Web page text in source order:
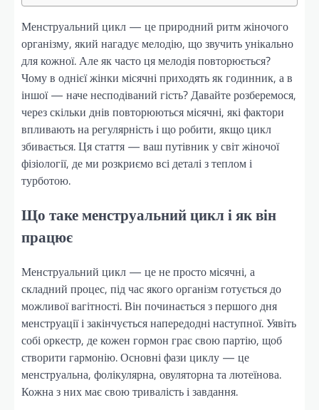
Менструальний цикл — це природний ритм жіночого
організму, який нагадує мелодію, що звучить унікально
для кожної. Але як часто ця мелодія повторюється?
Чому в однієї жінки місячні приходять як годинник, а в
іншої — наче несподіваний гість? Давайте розберемося,
через скільки днів повторюються місячні, які фактори
впливають на регулярність і що робити, якщо цикл
збивається. Ця стаття — ваш путівник у світ жіночої
фізіології, де ми розкриємо всі деталі з теплом і
турботою.
Що таке менструальний цикл і як він
працює
Менструальний цикл — це не просто місячні, а
складний процес, під час якого організм готується до
можливої вагітності. Він починається з першого дня
менструації і закінчується напередодні наступної. Уявіть
собі оркестр, де кожен гормон грає свою партію, щоб
створити гармонію. Основні фази циклу — це
менструальна, фолікулярна, овуляторна та лютеїнова.
Кожна з них має свою тривалість і завдання.